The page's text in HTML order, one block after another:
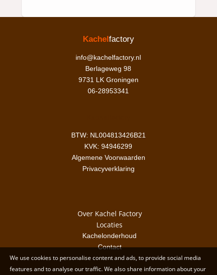
Kachelfactory
info@kachelfactory.nl
Berlageweg 98
9731 LK Groningen
06-28953341
BTW: NL004813426B21
KVK:94946299
Algemene Voorwaarden
Privacyverklaring
Over Kachel Factory
Locaties
Kachelonderhoud
Contact
We use cookies to personalise content and ads, to provide social media
features and to analyse our traffic. We also share information about your